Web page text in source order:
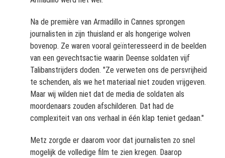
Na de première van Armadillo in Cannes sprongen
journalisten in zijn thuisland er als hongerige wolven
bovenop. Ze waren vooral geïnteresseerd in de beelden
van een gevechtsactie waarin Deense soldaten vijf
Talibanstrijders doden. "Ze verweten ons de persvrijheid
te schenden, als we het materiaal niet zouden vrijgeven.
Maar wij wilden niet dat de media de soldaten als
moordenaars zouden afschilderen. Dat had de
complexiteit van ons verhaal in één klap teniet gedaan."
Metz zorgde er daarom voor dat journalisten zo snel
mogelijk de volledige film te zien kregen. Daarop